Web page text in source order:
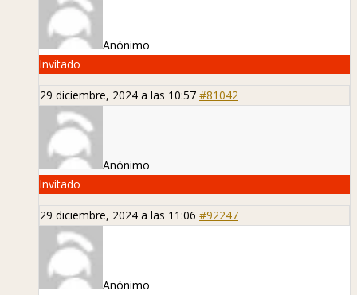
Anónimo
Invitado
29 diciembre, 2024 a las 10:57 #81042
Anónimo
Invitado
29 diciembre, 2024 a las 11:06 #92247
Anónimo